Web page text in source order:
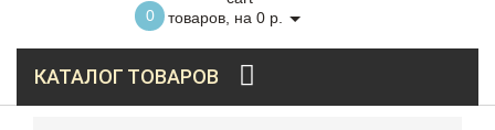
0 товаров, на 0 р.
КАТАЛОГ ТОВАРОВ